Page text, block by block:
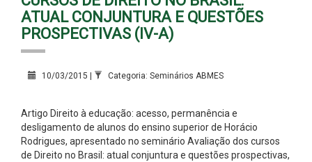
ATUAL CONJUNTURA E QUESTÕES
PROSPECTIVAS (IV-A)
10/03/2015 | Categoria: Seminários ABMES
Artigo Direito à educação: acesso, permanência e
desligamento de alunos do ensino superior de Horácio
Rodrigues, apresentado no seminário Avaliação dos cursos
de Direito no Brasil: atual conjuntura e questões prospectivas,